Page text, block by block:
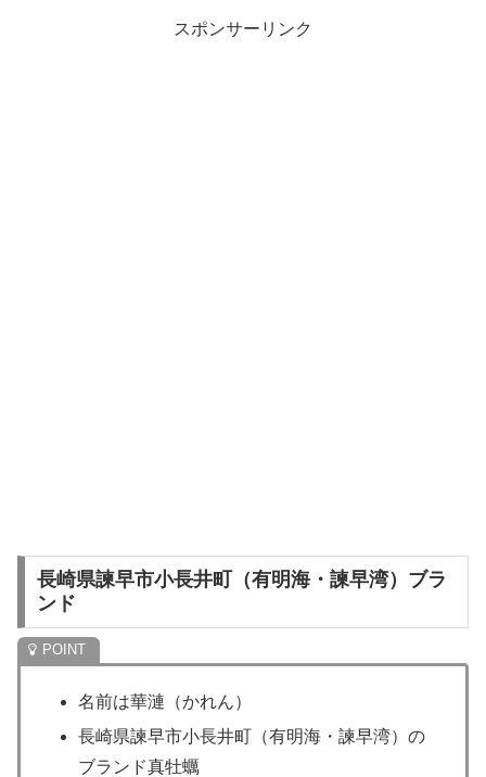
スポンサーリンク
長崎県諫早市小長井町（有明海・諫早湾）ブラ
ンド
名前は華漣（かれん）
長崎県諫早市小長井町（有明海・諫早湾）の
ブランド真牡蠣